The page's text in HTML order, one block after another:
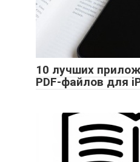
10 лучших
PDF-файлов для